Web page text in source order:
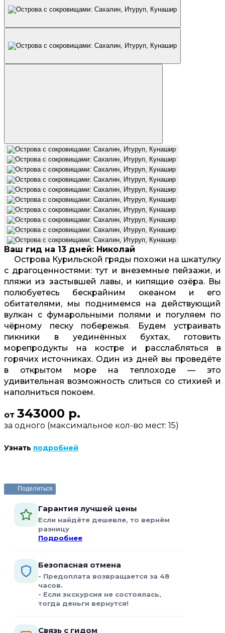
Ваш гид на 13 дней: Николай
Острова Курильской гряды похожи на шкатулку
с драгоценностями: тут и внеземные пейзажи, и
пляжи из застывшей лавы, и кипящие озёра. Вы
полюбуетесь бескрайним океаном и его
обитателями, мы поднимемся на действующий
вулкан с фумарольными полями и погуляем по
чёрному песку побережья. Будем устраивать
пикники в уединённых бухтах, готовить
морепродукты на костре и расслабляться в
горячих источниках. Один из дней вы проведёте
в открытом море на теплоходе — это
удивительная возможность слиться со стихией и
наполниться покоем.
от 343000 р.
за одного (максимальное кол-во мест: 15)
Узнать подробней
Поделиться
Гарантия лучшей цены
Если найдёте дешевле, то вернём
разницу
Подробнее
Безопасная отмена
- Предоплата возвращается за 48
часов.
- Если экскурсия не состоялась,
тогда деньги вернутся!
Связь с гидом